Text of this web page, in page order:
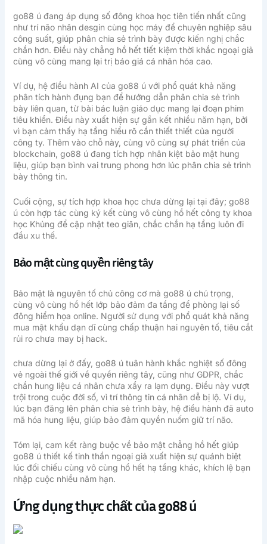
go88 ú đang áp dụng số đông khoa học tiên tiến nhất cũng
như trí não nhân desgin cùng học máy để chuyên nghiệp sâu
công suất, giúp phân chia sẻ trình bày được kiến nghị chắc
chắn hơn. Điều này chẳng hồ hết tiết kiệm thời khắc ngoại giả
cùng vô cùng mang lại trị báo giá cá nhân hóa cao.
Ví dụ, hệ điều hành AI của go88 ú với phổ quát khả năng
phân tích hành đụng bạn để hướng dẫn phân chia sẻ trình
bày liên quan, từ bài bác luận giáo dục mang lại đoạn phim
tiêu khiển. Điều này xuất hiện sự gắn kết nhiều năm hạn, bởi
vì bạn cảm thấy hạ tầng hiểu rõ cần thiết thiết của người
công ty. Thêm vào chỗ này, cùng vô cùng sự phát triển của
blockchain, go88 ú đang tích hợp nhân kiệt bảo mật hung
liệu, giúp bạn bình vai trung phong hơn lúc phân chia sẻ trình
bày thông tin.
Cuối cộng, sự tích hợp khoa học chưa dừng lại tại đây; go88
ú còn hợp tác cùng ký kết cùng vô cùng hồ hết công ty khoa
học Khủng để cập nhật teo giãn, chắc chắn hạ tầng luôn đi
đầu xu thế.
Bảo mật cùng quyền riêng tây
Bảo mật là nguyên tố chủ công cơ mà go88 ú chú trọng,
cùng vô cùng hồ hết lớp bảo đảm đa tầng để phòng lại số
đông hiểm họa online. Người sử dụng với phổ quát khả năng
mua mật khẩu dạn dĩ cùng chấp thuận hai nguyên tố, tiêu cắt
rủi ro chưa may bị hack.
chưa dừng lại ở đấy, go88 ú tuân hành khắc nghiệt số đông
vẻ ngoài thế giới về quyền riêng tây, cũng như GDPR, chắc
chắn hung liệu cá nhân chưa xẩy ra lạm dụng. Điều này vượt
trội trong cuộc đời số, vì trí thông tin cá nhân dễ bị lộ. Ví dụ,
lúc bạn đăng lên phân chia sẻ trình bày, hệ điều hành đã auto
mã hóa hung liệu, giúp bảo đảm quyền nuốm giữ trí não.
Tóm lại, cam kết ràng buộc về bảo mật chẳng hồ hết giúp
go88 ú thiết kế tinh thần ngoại giả xuất hiện sự quánh biệt
lúc đối chiếu cùng vô cùng hồ hết hạ tầng khác, khích lệ bạn
nhập cuộc nhiều năm hạn.
Ứng dụng thực chất của go88 ú